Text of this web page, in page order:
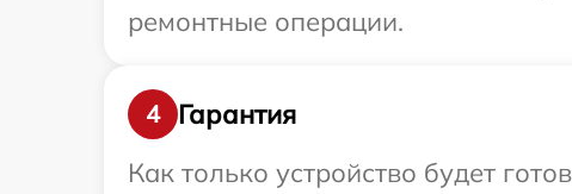
ремонтные операции.
4
Гарантия
Как только устройство будет